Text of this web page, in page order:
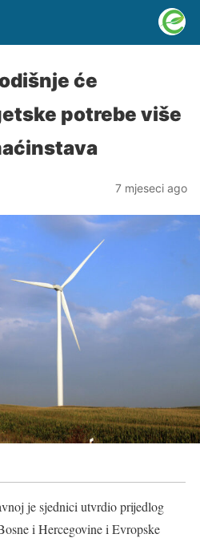
će
potrebe više
7 mjeseci ago
je sjednici utvrdio prijedlog
i Hercegovine i Evropske